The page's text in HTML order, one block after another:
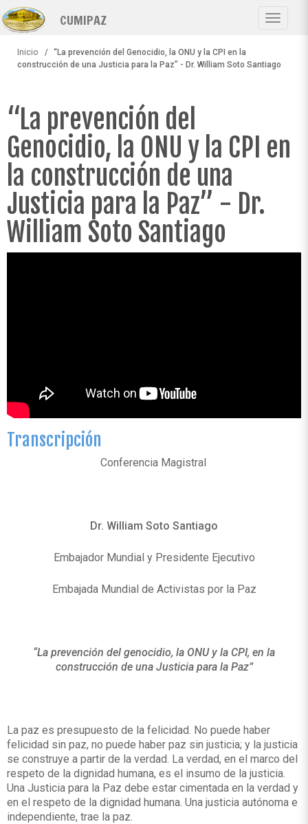
Pasar
al
contenido
Toggle
CUMIPAZ
Inicio
“La prevención del Genocidio, la ONU y la CPI en la
construcción de una Justicia para la Paz” - Dr. William Soto Santiago
“La prevención del
Genocidio, la ONU y la CPI en
la construcción de una
Justicia para la Paz” - Dr.
William Soto Santiago
Transcripción
Conferencia Magistral
Dr. William Soto Santiago
Embajador Mundial y Presidente Ejecutivo
Embajada Mundial de Activistas por la Paz
“La prevención del genocidio, la ONU y la CPI, en la
construcción de una Justicia para la Paz”
La paz es presupuesto de la felicidad. No puede haber
felicidad sin paz, no puede haber paz sin justicia; y la justicia
se construye a partir de la verdad. La verdad, en el marco del
respeto de la dignidad humana, es el insumo de la justicia.
Una Justicia para la Paz debe estar cimentada en la verdad y
en el respeto de la dignidad humana. Una justicia autónoma e
independiente, trae la paz.